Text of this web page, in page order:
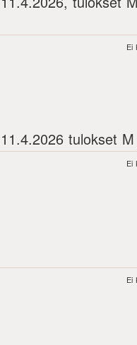
Ei
tulokset
Ei
Ei